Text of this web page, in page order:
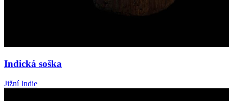
Indická soška
Jižní Indie